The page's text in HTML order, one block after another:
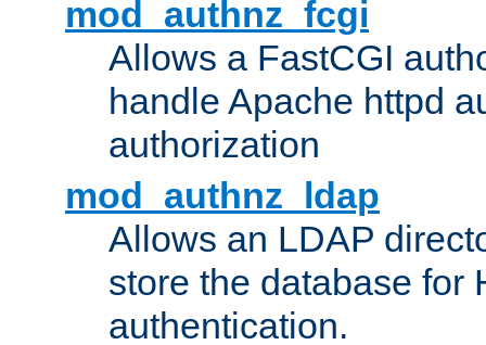
mod_authnz_fcgi
Allows a FastCGI
handle Apache httpd
authorization
mod_authnz_ldap
Allows an LDAP
store the database for
authentication.